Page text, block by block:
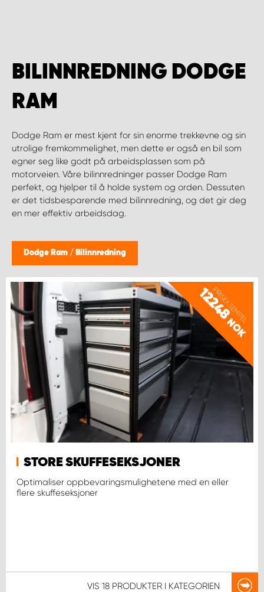
BILINNREDNING DODGE
RAM
Dodge Ram er mest kjent for sin enorme trekkevne og sin
utrolige fremkommelighet, men dette er også en bil som
egner seg like godt på arbeidsplassen som på
motorveien. Våre bilinnredninger passer Dodge Ram
perfekt, og hjelper til å holde system og orden. Dessuten
er det tidsbesparende med bilinnredning, og det gir deg
en mer effektiv arbeidsdag.
Dodge Ram / Bilinnredning
PRISEKSEMPEL
12248
NOK
STORE SKUFFESEKSJONER
Optimaliser oppbevaringsmulighetene med en eller
flere skuffeseksjoner
VIS 18 PRODUKTER I KATEGORIEN
WORK SYSTEM HORTEN
WORK SYSTEM KEY ACCOUNT
WORK SYSTEM NORWAY
WORK SYSTEM OSLO
WORK SYSTEM STAVANGER